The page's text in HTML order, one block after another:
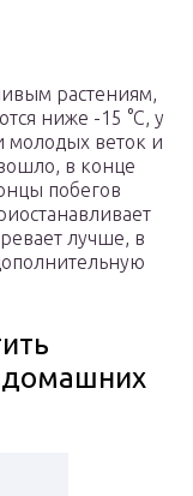
растениям,
ниже -15 °С, у
молодых веток и
в конце
побегов
лучше, в
домашних